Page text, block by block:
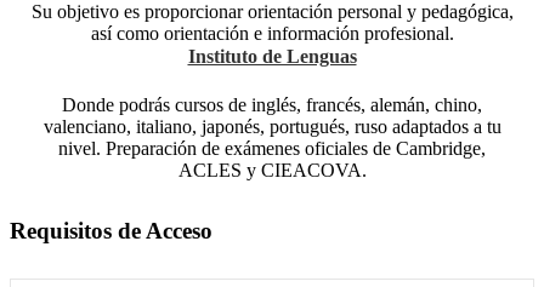
Su objetivo es proporcionar orientación personal y pedagógica,
así como orientación e información profesional.
Instituto de Lenguas
Donde podrás cursos de inglés, francés, alemán, chino,
valenciano, italiano, japonés, portugués, ruso adaptados a tu
nivel. Preparación de exámenes oficiales de Cambridge,
ACLES y CIEACOVA.
Requisitos de Acceso